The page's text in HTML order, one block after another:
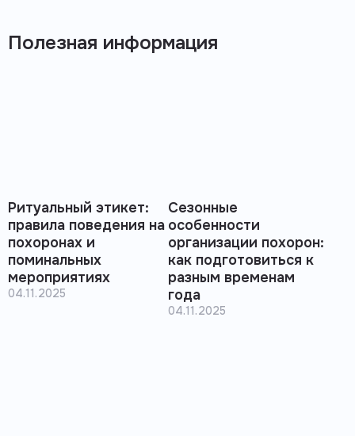
Полезная информация
Ритуальный этикет:
правила поведения на
похоронах и
поминальных
мероприятиях
04.11.2025
Сезонные
особенности
организации похорон:
как подготовиться к
разным временам
года
04.11.2025